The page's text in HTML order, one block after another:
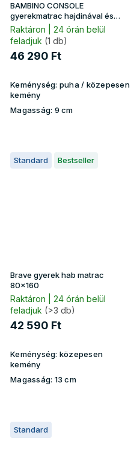
BAMBINO CONSOLE
gyerekmatrac hajdinával és
kókusszal 90x190
Raktáron | 24 órán belül
feladjuk (1 db)
46 290 Ft
Keménység: puha / közepesen
kemény
Magasság: 9 cm
Standard Bestseller
Brave gyerek hab matrac
80x160
Raktáron | 24 órán belül
feladjuk (>3 db)
42 590 Ft
Keménység: közepesen
kemény
Magasság: 13 cm
Standard